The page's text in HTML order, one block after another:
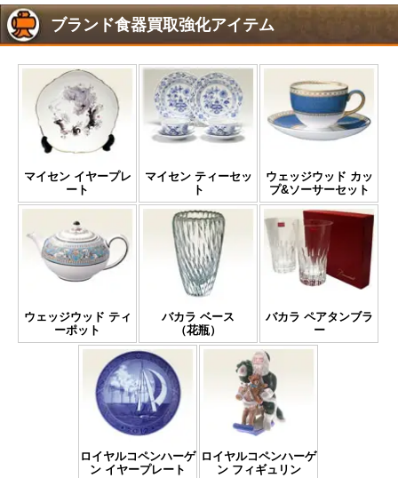
ブランド食器買取強化アイテム
マイセン イヤープレ
ート
マイセン ティーセッ
ト
ウェッジウッド カッ
プ&ソーサーセット
ウェッジウッド ティ
ーポット
バカラ ベース
（花瓶）
バカラ ペアタンブラ
ー
ロイヤルコペンハーゲ
ン イヤープレート
ロイヤルコペンハーゲ
ン フィギュリン